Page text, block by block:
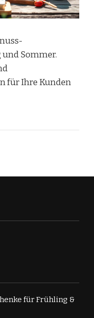
Sommer.
für Ihre Kunden
für Frühling &